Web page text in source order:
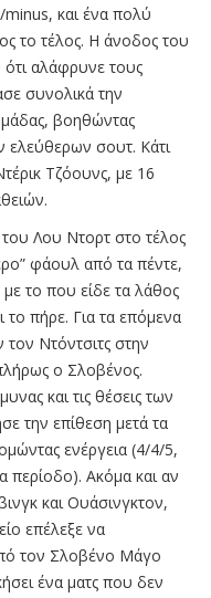
minus, και ένα πολύ
το τέλος. Η άνοδος του
αλάφρυνε τους
συνολικά την
βοηθώντας
ελεύθερων σουτ. Κάτι
Τζόουνς, με 16
Λου Ντορτ στο τέλος
φάουλ από τα πέντε,
το που είδε τα λάθος
το πήρε. Για τα επόμενα
Ντόντσιτς στην
ο Σλοβένος.
και τις θέσεις των
την επίθεση μετά τα
ενέργεια (4/4/5,
περίοδο). Ακόμα και αν
και Ουάσινγκτον,
επέλεξε να
τον Σλοβένο Μάγο
ένα ματς που δεν